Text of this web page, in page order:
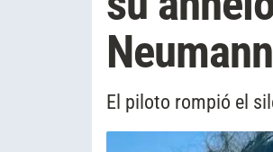
El piloto rompió el